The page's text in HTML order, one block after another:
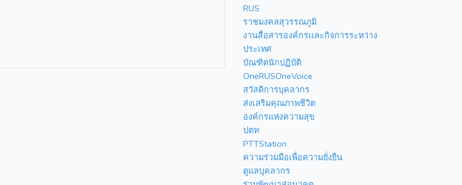
RUS
ราชมงคลสุวรรณภูมิ
งานสื่อสารองค์กรเเละกิจการระหว่าง
ประเทศ
บัณฑิตนักปฏิบัติ
OneRUSOneVoice
สวัสดิการบุคลากร
ส่งเสริมคุณภาพชีวิต
องค์กรแห่งความสุข
ปตท
PTTStation
ความร่วมมือเพื่อความยั่งยืน
ดูแลบุคลากร